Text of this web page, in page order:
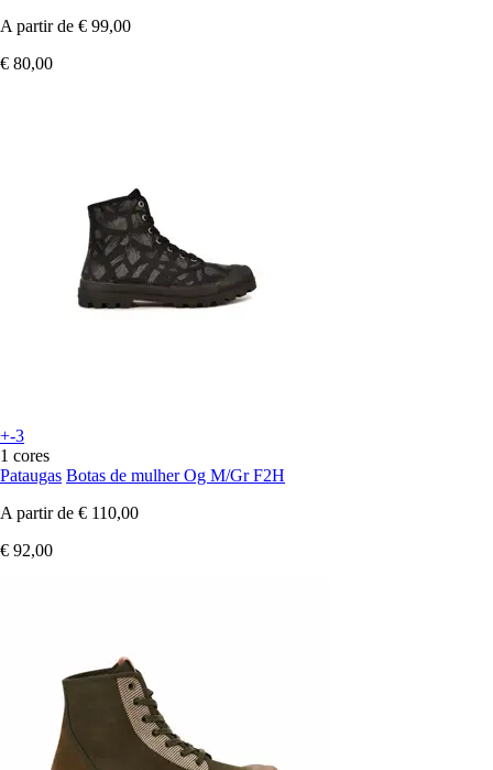
A partir de € 99,00
€ 80,00
+-3
1 cores
Pataugas Botas de mulher Og M/Gr F2H
A partir de € 110,00
€ 92,00